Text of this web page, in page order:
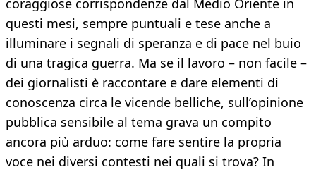
coraggiose corrispondenze dal Medio Oriente in
questi mesi, sempre puntuali e tese anche a
illuminare i segnali di speranza e di pace nel buio
di una tragica guerra. Ma se il lavoro – non facile –
dei giornalisti è raccontare e dare elementi di
conoscenza circa le vicende belliche, sull’opinione
pubblica sensibile al tema grava un compito
ancora più arduo: come fare sentire la propria
voce nei diversi contesti nei quali si trova? In